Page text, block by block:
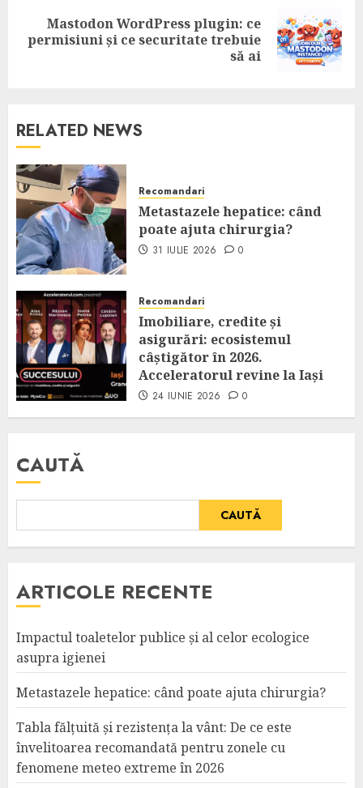
Next
Mastodon WordPress plugin: ce
permisiuni și ce securitate trebuie
să ai
RELATED NEWS
Recomandari
Metastazele hepatice: când
poate ajuta chirurgia?
31 IULIE 2026 0
Recomandari
Imobiliare, credite și
asigurări: ecosistemul
câștigător în 2026.
Acceleratorul revine la Iași
24 IUNIE 2026 0
CAUTĂ
CAUTĂ
ARTICOLE RECENTE
Impactul toaletelor publice și al celor ecologice
asupra igienei
Metastazele hepatice: când poate ajuta chirurgia?
Tabla fălțuită și rezistența la vânt: De ce este
învelitoarea recomandată pentru zonele cu
fenomene meteo extreme în 2026